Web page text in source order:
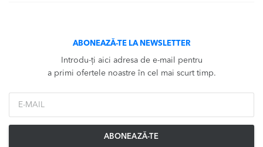
ABONEAZĂ-TE LA NEWSLETTER
Introdu-ți aici adresa de e-mail pentru
a primi ofertele noastre în cel mai scurt timp.
ABONEAZĂ-TE